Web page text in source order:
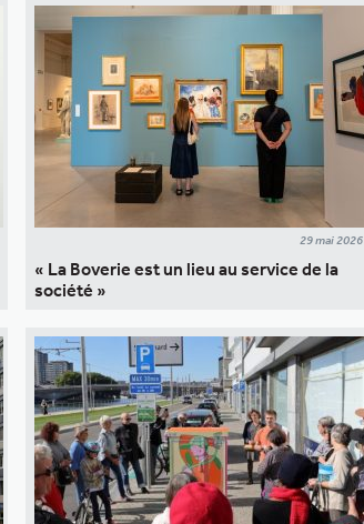
29 mai 2026
« La Boverie est un lieu au service de la
société »